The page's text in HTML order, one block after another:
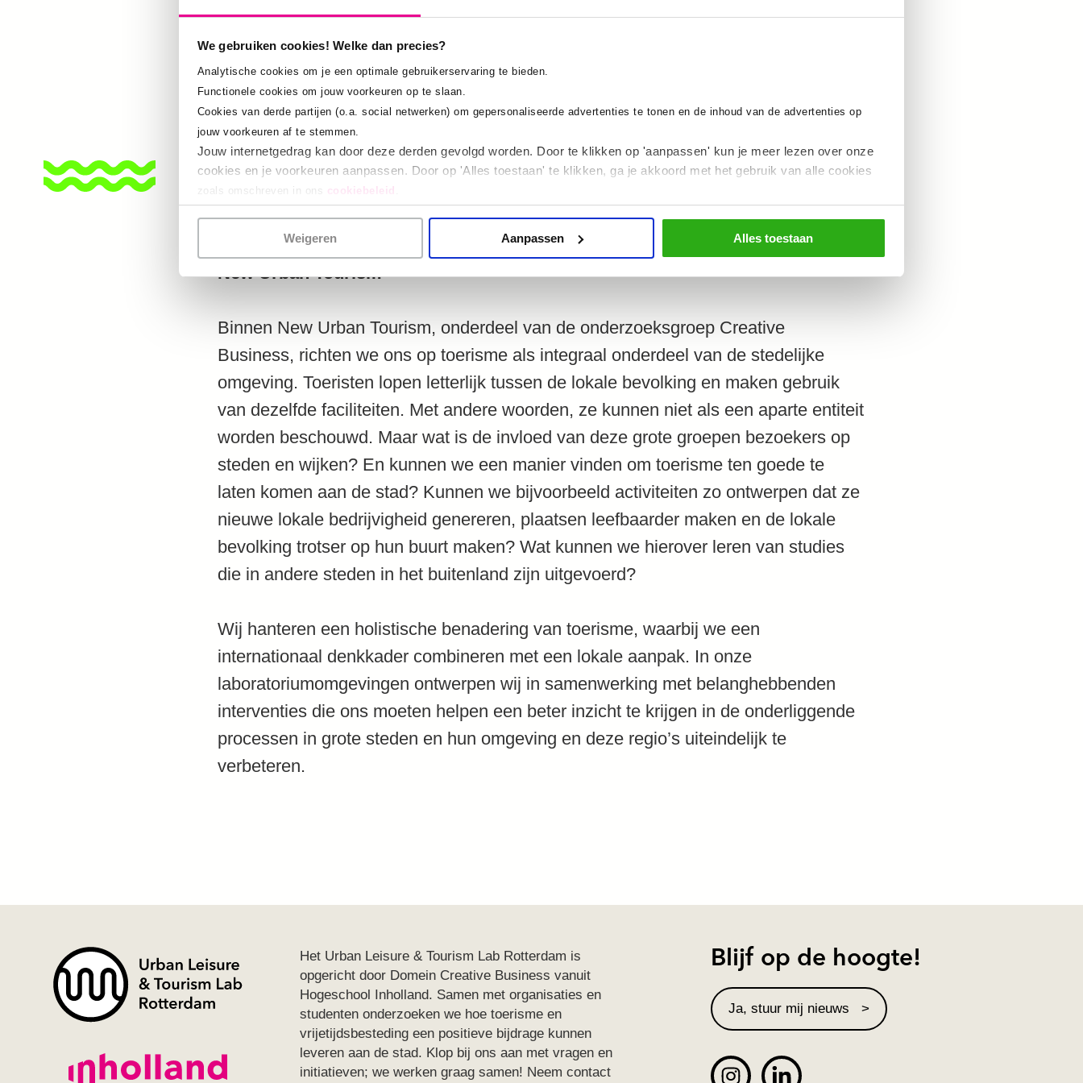
We gebruiken cookies! Welke dan precies?
Analytische cookies om je een optimale gebruikerservaring te bieden.
Functionele cookies om jouw voorkeuren op te slaan.
Cookies van derde partijen (o.a. social netwerken) om gepersonaliseerde advertenties te tonen en de inhoud van de advertenties op
jouw voorkeuren af te stemmen.
Jouw internetgedrag kan door deze derden gevolgd worden. Door te klikken op 'aanpassen' kun je meer lezen over onze
cookies en je voorkeuren aanpassen. Door op 'Alles toestaan' te klikken, ga je akkoord met het gebruik van alle cookies
zoals omschreven in ons cookiebeleid
Weigeren Aanpassen Alles toestaan
beleidsontwikkeling is nodig, maar is een proces van lange adem aangezien
mensen snel terug lijken te vallen in oude patronen.
Download hier de publicatie
New Urban Tourism
Binnen New Urban Tourism, onderdeel van de onderzoeksgroep Creative
Business, richten we ons op toerisme als integraal onderdeel van de stedelijke
omgeving. Toeristen lopen letterlijk tussen de lokale bevolking en maken gebruik
van dezelfde faciliteiten. Met andere woorden, ze kunnen niet als een aparte entiteit
worden beschouwd. Maar wat is de invloed van deze grote groepen bezoekers op
steden en wijken? En kunnen we een manier vinden om toerisme ten goede te
laten komen aan de stad? Kunnen we bijvoorbeeld activiteiten zo ontwerpen dat ze
nieuwe lokale bedrijvigheid genereren, plaatsen leefbaarder maken en de lokale
bevolking trotser op hun buurt maken? Wat kunnen we hierover leren van studies
die in andere steden in het buitenland zijn uitgevoerd?
Wij hanteren een holistische benadering van toerisme, waarbij we een
internationaal denkkader combineren met een lokale aanpak. In onze
laboratoriumomgevingen ontwerpen wij in samenwerking met belanghebbenden
interventies die ons moeten helpen een beter inzicht te krijgen in de onderliggende
processen in grote steden en hun omgeving en deze regio’s uiteindelijk te
verbeteren.
Het Urban Leisure & Tourism Lab Rotterdam is
opgericht door Domein Creative Business vanuit
Hogeschool Inholland. Samen met organisaties en
studenten onderzoeken we hoe toerisme en
vrijetijdsbesteding een positieve bijdrage kunnen
leveren aan de stad. Klop bij ons aan met vragen en
initiatieven; we werken graag samen! Neem contact
Blijf op de hoogte!
Ja, stuur mij nieuws